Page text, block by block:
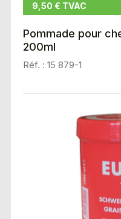
9,50 € TVAC
Pommade pour
200ml
Réf. : 15 879-1